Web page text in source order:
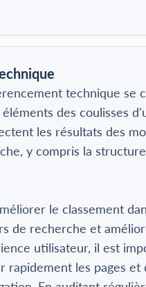
technique se
éléments des coulisses
les résultats des
y compris la
le classement
de recherche et
utilisateur, il est
rapidement les pages et